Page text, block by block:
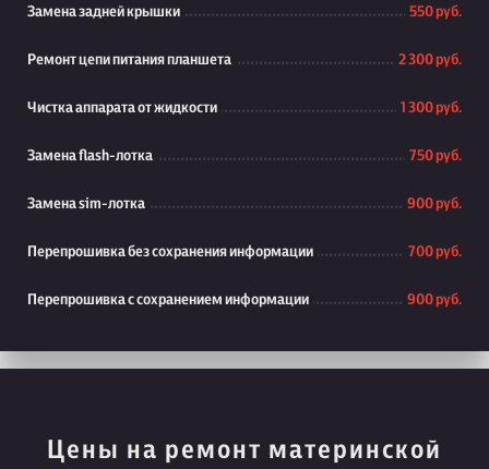
Замена задней крышки 550 руб.
Ремонт цепи питания планшета 2 300 руб.
Чистка аппарата от жидкости 1 300 руб.
Замена flash-лотка 750 руб.
Замена sim-лотка 900 руб.
Перепрошивка без сохранения информации 700 руб.
Перепрошивка с сохранением информации 900 руб.
Цены на ремонт материнской